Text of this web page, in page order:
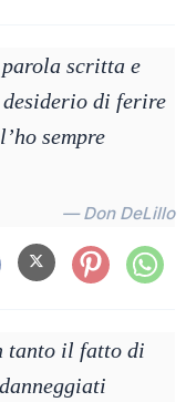
scritta e
di ferire
sempre
— Don DeLillo
tanto il fatto di